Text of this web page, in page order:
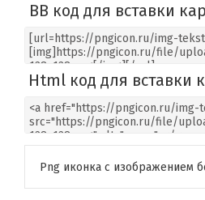
BB код для вставки
Html код для вставки
Png иконка с изображением